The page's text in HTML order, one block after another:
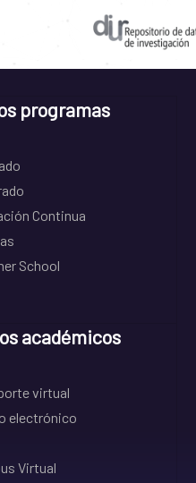
programas
Continua
School
académicos
virtual
electrónico
Virtual